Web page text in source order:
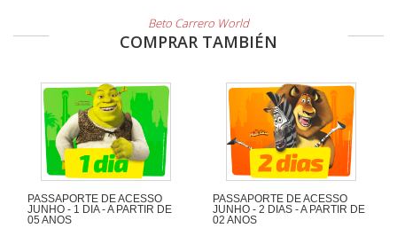
Beto Carrero World
COMPRAR TAMBIÉN
PASSAPORTE DE ACESSO
JUNHO - 1 DIA - A PARTIR DE
05 ANOS
PASSAPORTE DE ACESSO
JUNHO - 2 DIAS - A PARTIR DE
02 ANOS